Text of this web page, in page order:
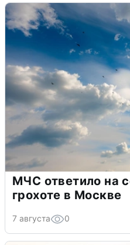
МЧС ответило на
грохоте в Москве
7 августа 0